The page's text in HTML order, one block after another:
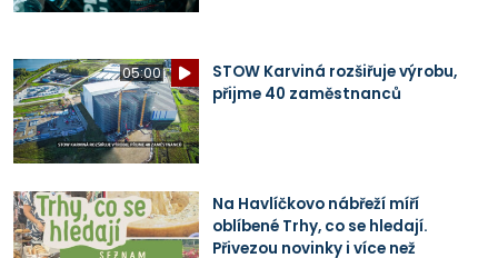
05:00
STOW Karviná rozšiřuje výrobu,
přijme 40 zaměstnanců
Na Havlíčkovo nábřeží míří
oblíbené Trhy, co se hledají.
Přivezou novinky i více než